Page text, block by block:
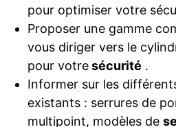
pour optimiser votre
Proposer une gamme
vous diriger vers le
pour votresécurité .
Informer sur les
existants : serrures de
multipoint, modèles de